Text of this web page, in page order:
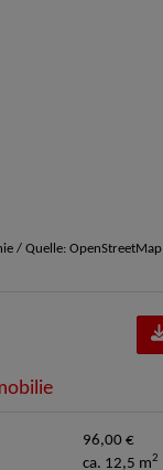
/ Quelle: OpenStreetMap
96,00 €
ca. 12,5 m2